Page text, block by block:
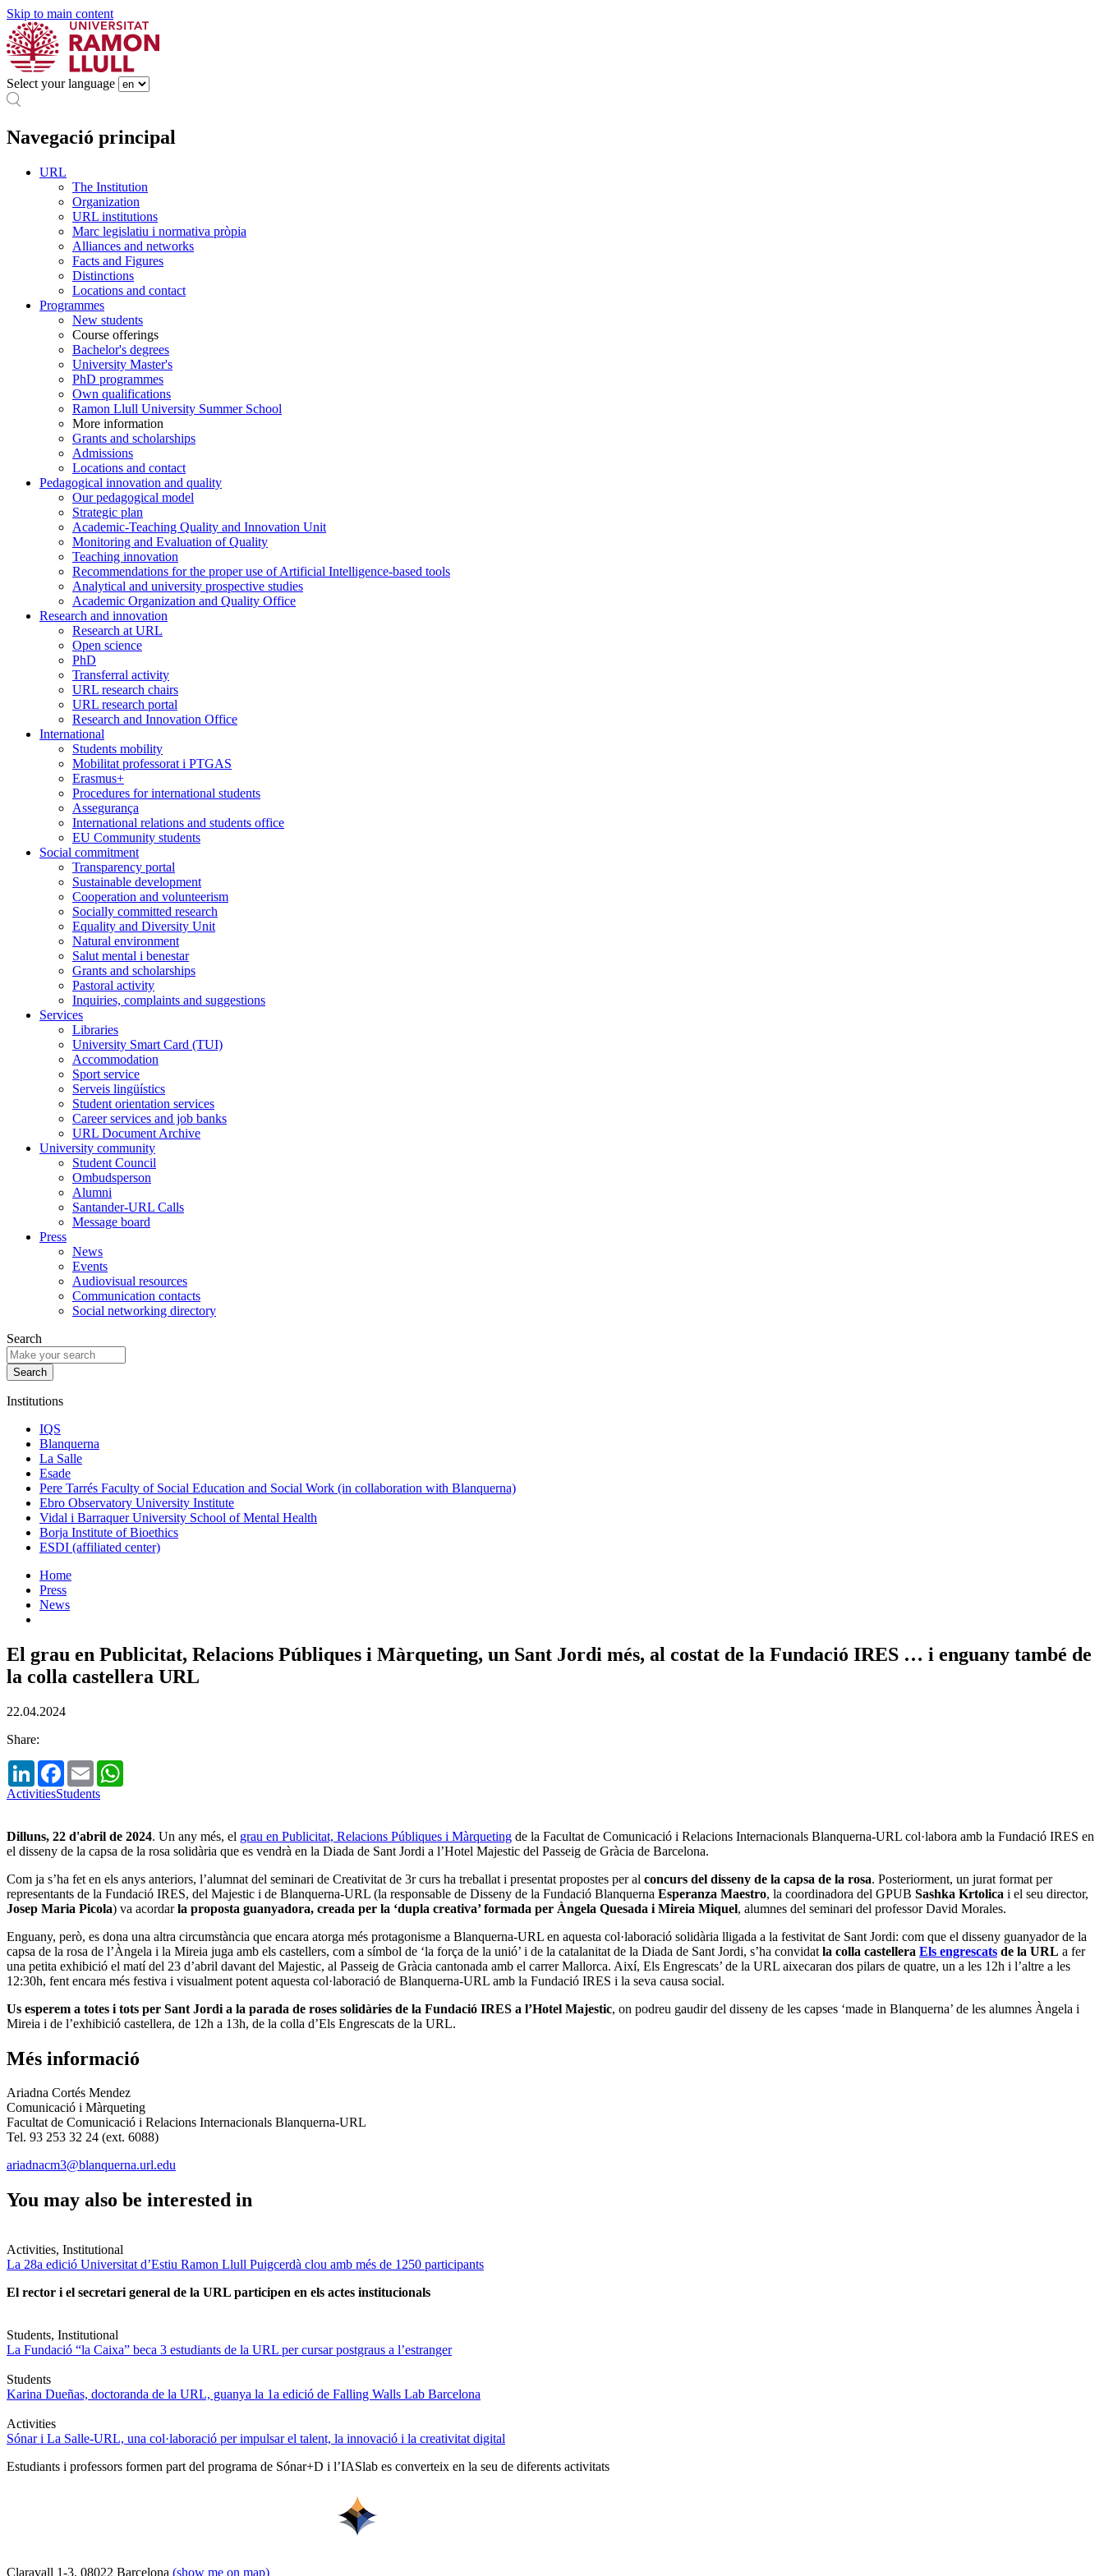
Skip to main content
Select your language
Navegació principal
URL
The Institution
Organization
URL institutions
Marc legislatiu i normativa pròpia
Alliances and networks
Facts and Figures
Distinctions
Locations and contact
Programmes
New students
Course offerings
Bachelor's degrees
University Master's
PhD programmes
Own qualifications
Ramon Llull University Summer School
More information
Grants and scholarships
Admissions
Locations and contact
Pedagogical innovation and quality
Our pedagogical model
Strategic plan
Academic-Teaching Quality and Innovation Unit
Monitoring and Evaluation of Quality
Teaching innovation
Recommendations for the proper use of Artificial Intelligence-based tools
Analytical and university prospective studies
Academic Organization and Quality Office
Research and innovation
Research at URL
Open science
PhD
Transferral activity
URL research chairs
URL research portal
Research and Innovation Office
International
Students mobility
Mobilitat professorat i PTGAS
Erasmus+
Procedures for international students
Assegurança
International relations and students office
EU Community students
Social commitment
Transparency portal
Sustainable development
Cooperation and volunteerism
Socially committed research
Equality and Diversity Unit
Natural environment
Salut mental i benestar
Grants and scholarships
Pastoral activity
Inquiries, complaints and suggestions
Services
Libraries
University Smart Card (TUI)
Accommodation
Sport service
Serveis lingüístics
Student orientation services
Career services and job banks
URL Document Archive
University community
Student Council
Ombudsperson
Alumni
Santander-URL Calls
Message board
Press
News
Events
Audiovisual resources
Communication contacts
Social networking directory
Search
Institutions
IQS
Blanquerna
La Salle
Esade
Pere Tarrés Faculty of Social Education and Social Work (in collaboration with Blanquerna)
Ebro Observatory University Institute
Vidal i Barraquer University School of Mental Health
Borja Institute of Bioethics
ESDI (affiliated center)
Home
Press
News
El grau en Publicitat, Relacions Públiques i Màrqueting, un Sant Jordi més, al costat de la Fundació IRES … i enguany també de
la colla castellera URL
22.04.2024
Share:
LinkedInFacebook
Email
ActivitiesStudents
Dilluns, 22 d'abril de 2024. Un any més, el grau en Publicitat, Relacions Públiques i Màrqueting de la Facultat de Comunicació i Relacions Internacionals Blanquerna-URL col·labora amb la Fundació IRES en
el disseny de la capsa de la rosa solidària que es vendrà en la Diada de Sant Jordi a l’Hotel Majestic del Passeig de Gràcia de Barcelona.
Com ja s’ha fet en els anys anteriors, l’alumnat del seminari de Creativitat de 3r curs ha treballat i presentat propostes per al concurs del disseny de la capsa de la rosa. Posteriorment, un jurat format per
representants de la Fundació IRES, del Majestic i de Blanquerna-URL (la responsable de Disseny de la Fundació Blanquerna Esperanza Maestro, la coordinadora del GPUB Sashka Krtolica i el seu director,
Josep Maria Picola) va acordarla proposta guanyadora, creada per la ‘dupla creativa’ formada per Àngela Quesada i Mireia Miquel, alumnes del seminari del professor David Morales.
Enguany, però, es dona una altra circumstància que encara atorga més protagonisme a Blanquerna-URL en aquesta col·laboració solidària lligada a la festivitat de Sant Jordi: com que el disseny guanyador de la
capsa de la rosa de l’Àngela i la Mireia juga amb els castellers, com a símbol de ‘la força de la unió’ i de la catalanitat de la Diada de Sant Jordi, s’ha convidat la colla castellera Els engrescats de la URL a fer
una petita exhibició el matí del 23 d’abril davant del Majestic, al Passeig de Gràcia cantonada amb el carrer Mallorca. Així, Els Engrescats’ de la URL aixecaran dos pilars de quatre, un a les 12h i l’altre a les
12:30h, fent encara més festiva i visualment potent aquesta col·laboració de Blanquerna-URL amb la Fundació IRES i la seva causa social.
Us esperem a totes i tots per Sant Jordi a la parada de roses solidàries de la Fundació IRES a l’Hotel Majestic, on podreu gaudir del disseny de les capses ‘made in Blanquerna’ de les alumnes Àngela i
Mireia i de l’exhibició castellera, de 12h a 13h, de la colla d’Els Engrescats de la URL.
Més informació
Ariadna Cortés Mendez
Comunicació i Màrqueting
Facultat de Comunicació i Relacions Internacionals Blanquerna-URL
Tel. 93 253 32 24 (ext. 6088)
ariadnacm3@blanquerna.url.edu
You may also be interested in
Activities, Institutional
La 28a edició Universitat d’Estiu Ramon Llull Puigcerdà clou amb més de 1250 participants
El rector i el secretari general de la URL participen en els actes institucionals
Students, Institutional
La Fundació “la Caixa” beca 3 estudiants de la URL per cursar postgraus a l’estranger
Students
Karina Dueñas, doctoranda de la URL, guanya la 1a edició de Falling Walls Lab Barcelona
Activities
Sónar i La Salle-URL, una col·laboració per impulsar el talent, la innovació i la creativitat digital
Estudiants i professors formen part del programa de Sónar+D i l’IASlab es converteix en la seu de diferents activitats
Claravall 1-3. 08022 Barcelona (show me on map)